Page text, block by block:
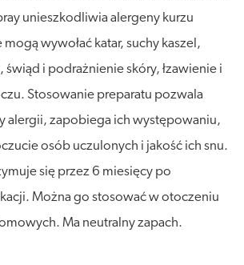
unieszkodliwia alergeny kurzu
wywołać katar, suchy kaszel,
świąd i podrażnienie skóry, łzawienie i
Stosowanie preparatu pozwala
alergii, zapobiega ich występowaniu,
osób uczulonych i jakość ich snu.
się przez 6 miesięcy po
Można go stosować w otoczeniu
Ma neutralny zapach.